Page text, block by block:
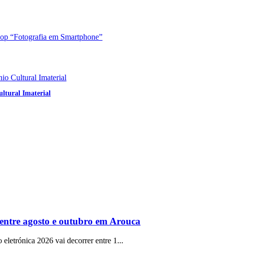
Imaterial
agosto e outubro em Arouca
eletrónica 2026 vai decorrer entre 1...